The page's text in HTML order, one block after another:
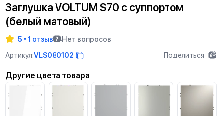
Заглушка VOLTUM S70 с суппортом
(белый матовый)
5 1 отзыв
Нет вопросов
Артикул:VLS080102 Поделиться
Другие цвета товара